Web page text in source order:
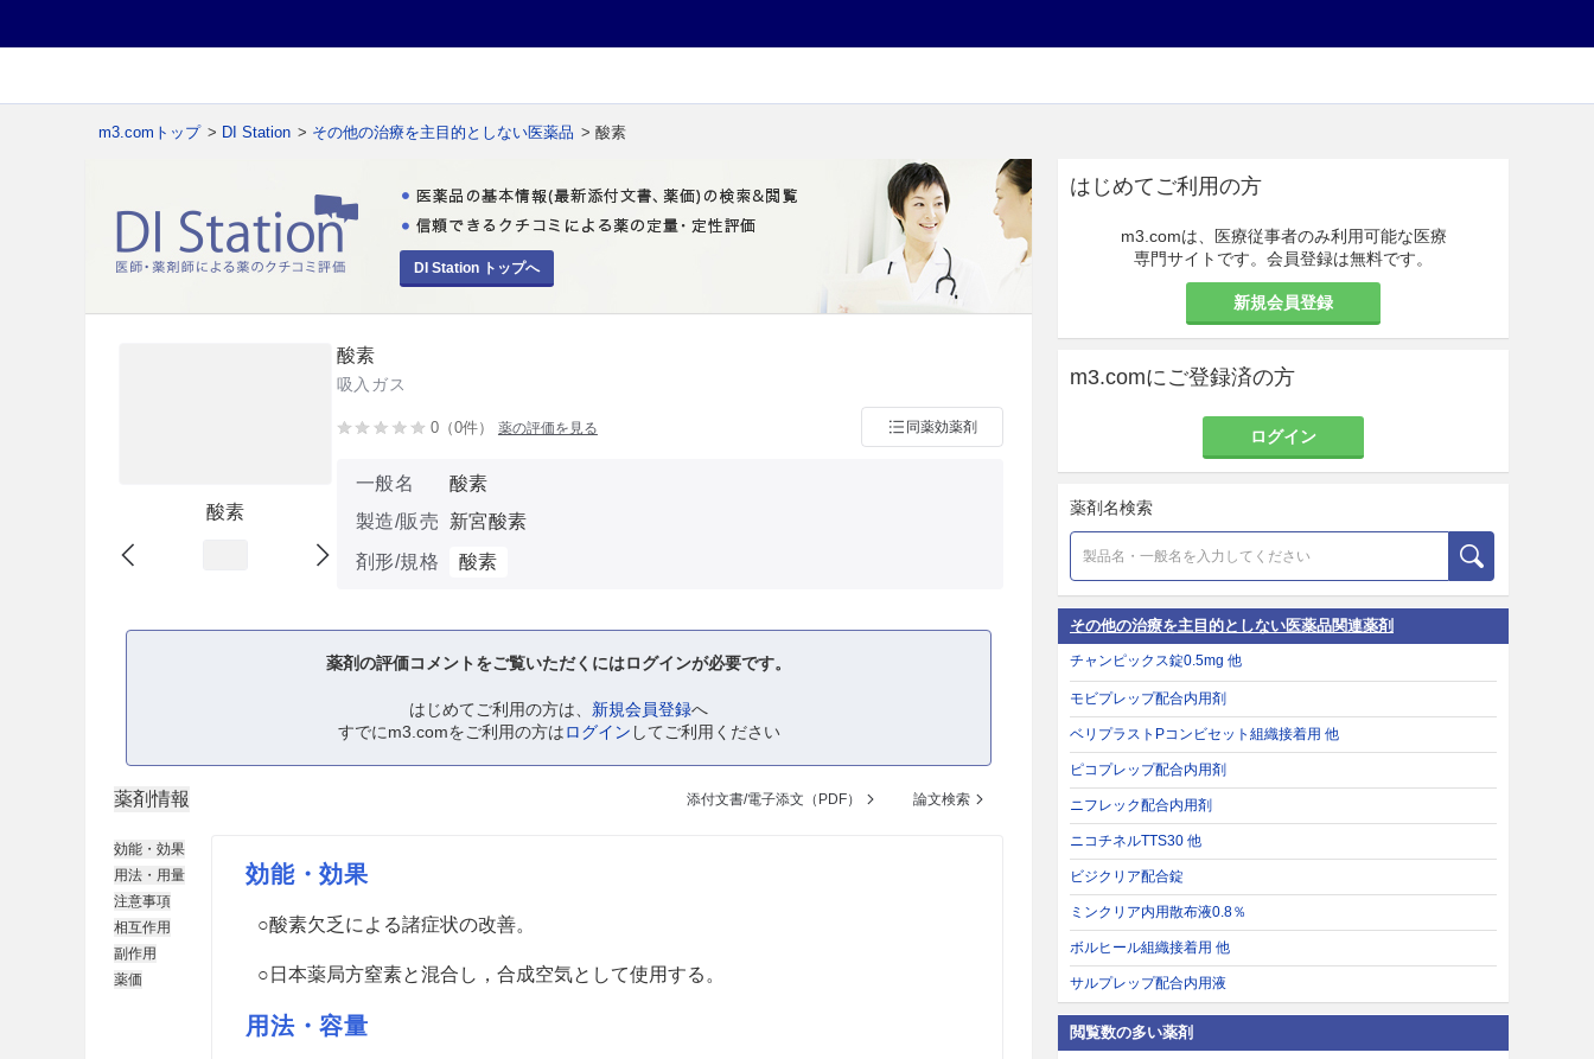
m3.comトップ > DI Station > その他の治療を主目的としない医薬品 > 酸素
DI Station トップへ
酸素
酸素
吸入ガス
0（0件） 薬の評価を見る 同薬効薬剤
一般名
酸素
製造/販売
新宮酸素
剤形/規格
酸素
薬剤の評価コメントをご覧いただくにはログインが必要です。
はじめてご利用の方は、 新規会員登録へ
すでにm3.comをご利用の方はログイン してご利用ください
薬剤情報 添付文書/電子添文（PDF） 論文検索
効能・効果
用法・用量
注意事項
相互作用
副作用
薬価
効能・効果
○酸素欠乏による諸症状の改善。
○日本薬局方窒素と混合し，合成空気として使用する。
用法・容量
はじめてご利用の方
m3.comは、医療従事者のみ利用可能な医療
専門サイトです。会員登録は無料です。
新規会員登録
m3.comにご登録済の方
ログイン
薬剤名検索
その他の治療を主目的としない医薬品関連薬剤
チャンピックス錠0.5mg 他
モビプレップ配合内用剤
ベリプラストPコンビセット組織接着用 他
ピコプレップ配合内用剤
ニフレック配合内用剤
ニコチネルTTS30 他
ビジクリア配合錠
ミンクリア内用散布液0.8％
ボルヒール組織接着用 他
サルプレップ配合内用液
閲覧数の多い薬剤